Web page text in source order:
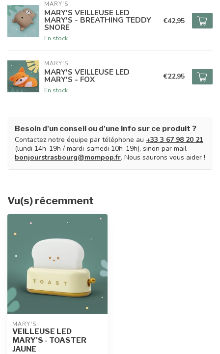
MARY'S
MARY'S VEILLEUSE LED
MARY'S - BREATHING TEDDY
SNORE
En stock
€42,95
MARY'S
MARY'S VEILLEUSE LED
MARY'S - FOX
En stock
€22,95
Besoin d'un conseil ou d'une info sur ce produit ?
Contactez notre équipe par téléphone au +33 3 67 98 20 21
(lundi 14h-19h / mardi-samedi 10h-19h), sinon par mail
bonjourstrasbourg@mompop.fr. Nous saurons vous aider !
Vu(s) récemment
MARY'S
VEILLEUSE LED
MARY'S - TOASTER
JAUNE